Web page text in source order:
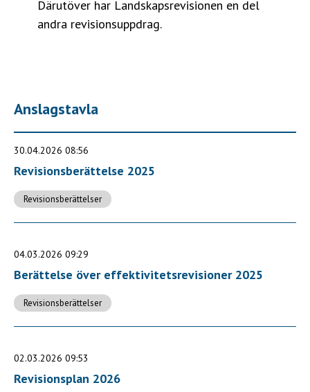
Därutöver har Landskapsrevisionen en del
andra revisionsuppdrag.
Anslagstavla
30.04.2026 08:56
Revisionsberättelse 2025
Revisionsberättelser
04.03.2026 09:29
Berättelse över effektivitetsrevisioner 2025
Revisionsberättelser
02.03.2026 09:53
Revisionsplan 2026